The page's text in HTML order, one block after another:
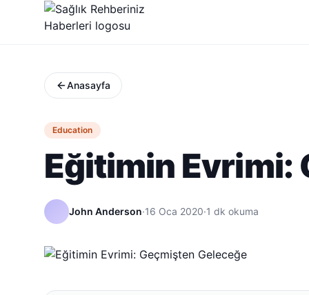
Anasayfa
Education
Eğitimin Evrimi:
John Anderson·16 Oca 2020·1 dk okuma